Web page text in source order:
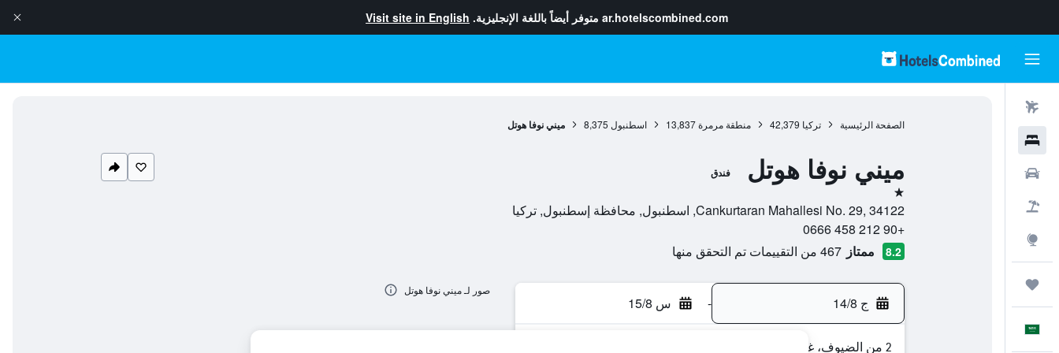
ar.hotelscombined.com متوفر أيضاً باللغة الإنجليزية. Visit site in English
الصفحة الرئيسية تركيا 42,379 منطقة مرمرة 13,837 اسطنبول 8,375 ميني نوفا هوتل
ميني نوفا هوتل فندق
نجمة واحدة
Cankurtaran Mahallesi No. 29, 34122, اسطنبول, محافظة إسطنبول, تركيا
+90 212 458 0666
8.2 ممتاز 467 من التقييمات تم التحقق منها
ج 14/8 - س 15/8
2 من الضيوف، غرفة واحدة
صور لـ ميني نوفا هوتل